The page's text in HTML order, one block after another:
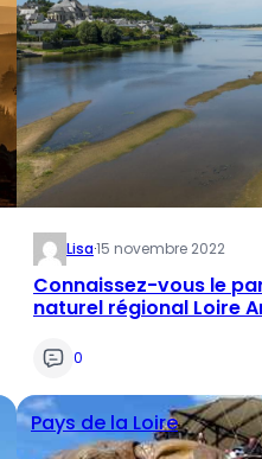
Lisa·15 novembre 2022
Connaissez-vous le
naturel régional Loire
0
Pays de la Loire